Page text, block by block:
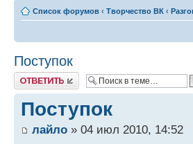
Список форумов ‹ Творчество ВК ‹
Поступок
Ответить
Поступок
лайло » 04 июл 2010, 14:52